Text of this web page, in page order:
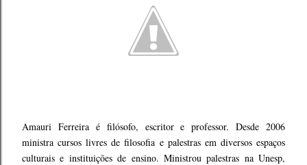
Amauri Ferreira é filósofo, escritor e professor. Desde 2006
ministra cursos livres de filosofia e palestras em diversos espaços
culturais e instituições de ensino. Ministrou palestras na Unesp,